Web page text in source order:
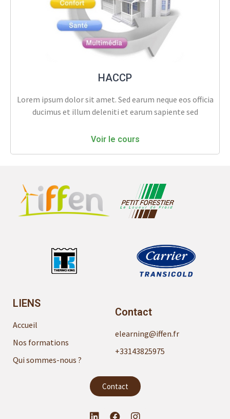
HACCP
Lorem ipsum dolor sit amet. Sed earum neque eos officia
ducimus et illum deleniti et earum sapiente sed
Voir le cours
LIENS
Accueil
Nos formations
Qui sommes-nous ?
Contact
elearning@iffen.fr
+33143825975
Contact